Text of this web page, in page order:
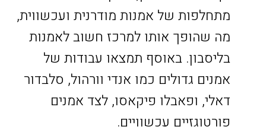
מתחלפות של אמנות מודרנית ועכשווית,
מה שהופך אותו למרכז חשוב לאמנות
בליסבון. באוסף תמצאו עבודות של
אמנים גדולים כמו אנדי וורהול, סלבדור
דאלי, ופאבלו פיקאסו, לצד אמנים
פורטוגזיים עכשוויים.